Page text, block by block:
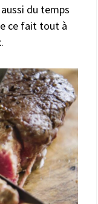
du temps
ce fait tout à